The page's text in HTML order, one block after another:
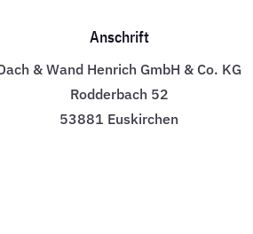
Anschrift
& Wand Henrich GmbH & Co. KG
Rodderbach 52
53881 Euskirchen